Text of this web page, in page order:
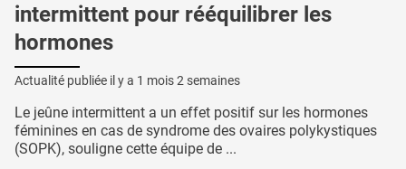
intermittent pour rééquilibrer les
hormones
Actualité publiée il y a 1 mois 2 semaines
Le jeûne intermittent a un effet positif sur les hormones
féminines en cas de syndrome des ovaires polykystiques
(SOPK), souligne cette équipe de ...